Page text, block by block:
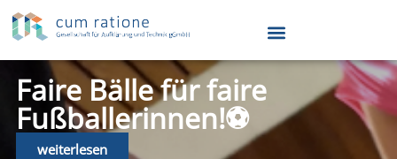
Faire Bälle für faire
Fußballerinnen!⚽️
weiterlesen